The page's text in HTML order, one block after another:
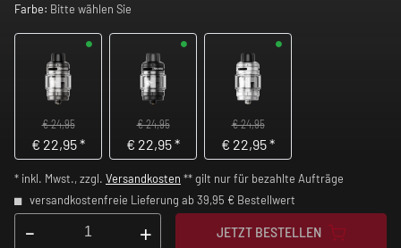
Farbe: Bitte wählen Sie
€ 24,95
€ 22,95*
€ 24,95
€ 22,95*
€ 24,95
€ 22,95*
* inkl. Mwst., zzgl. Versandkosten ** gilt nur für bezahlte Aufträge
versandkostenfreie Lieferung ab 39,95 € Bestellwert
- + JETZT BESTELLEN